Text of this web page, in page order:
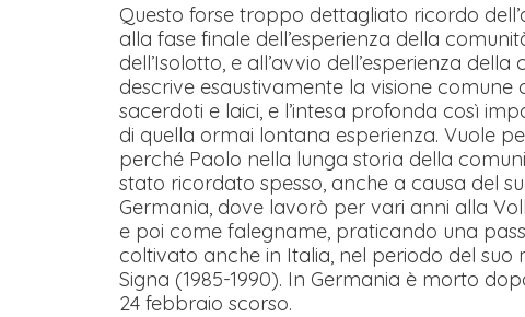
Questo forse troppo dettagliato ricordo
alla fase finale dell’esperienza della
dell’Isolotto, e all’avvio dell’esperienza
descrive esaustivamente la visione comune
sacerdoti e laici, e l’intesa profonda così
di quella ormai lontana esperienza. Vuole
perché Paolo nella lunga storia della
stato ricordato spesso, anche a causa del
Germania, dove lavorò per vari anni alla
e poi come falegname, praticando una
coltivato anche in Italia, nel periodo del
Signa (1985-1990). In Germania è morto
24 febbraio scorso.